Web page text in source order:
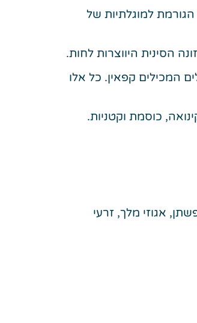
למוגלתיות של
הסינית היווצרות לחות.
המכילים קפאין. כל אלו
כוסמת וקטניות.
פשתן, אגוזי מלך, זרעי